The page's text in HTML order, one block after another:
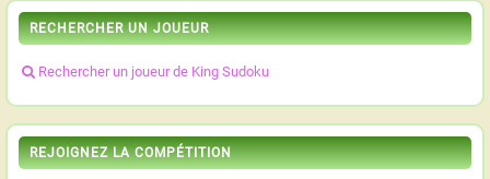
RECHERCHER UN JOUEUR
Rechercher un joueur de King Sudoku
REJOIGNEZ LA COMPÉTITION